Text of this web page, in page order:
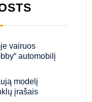
vairuos
automobilį
modelį
įrašais